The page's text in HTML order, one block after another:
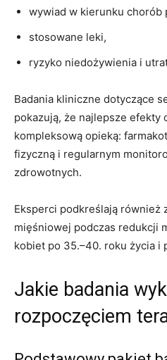
wywiad w kierunku chorób
stosowane leki,
ryzyko niedożywienia i
Badania kliniczne dotyczące
pokazują, że najlepsze efekty
kompleksową opieką:
fizyczną i regularnym
zdrowotnych.
Eksperci podkreślają również
mięśniowej podczas redukcji
kobiet po 35.–40. roku życia i
Jakie badania
rozpoczęciem